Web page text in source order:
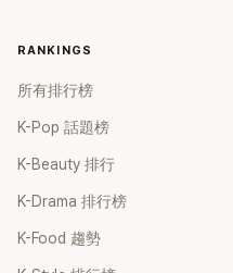
RANKINGS
所有排行榜
K-Pop 話題榜
K-Beauty 排行
K-Drama 排行榜
K-Food 趨勢